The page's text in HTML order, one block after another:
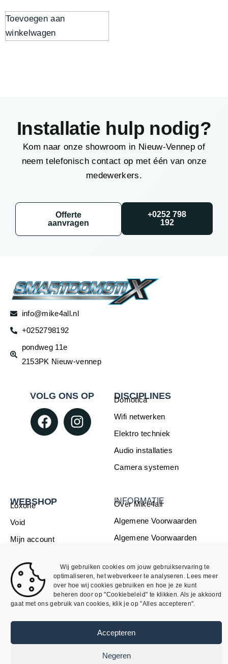
Wij gebruiken cookies om jouw gebruikservaring te
optimaliseren, het webverkeer te analyseren. Lees meer
over hoe wij cookies gebruiken en hoe je ze kunt
beheren door op "Cookiebeleid" te klikken. Als je akkoord
gaat met ons gebruik van cookies, klik je op "Alles accepteren".
Accepteren
Negeren
Toevoegen aan
winkelwagen
Installatie hulp nodig?
Kom naar onze showroom in Nieuw-Vennep of
neem telefonisch contact op met één van onze
medewerkers.
Offerte
aanvragen
+0252 798
192
info@mike4all.nl
+0252798192
pondweg 11e
2153PK Nieuw-vennep
VOLG ONS OP DISCIPLINES
Domotica
Wifi netwerken
Elektro techniek
Audio installaties
Camera systemen
WEBSHOP
Loxone
Void
Mijn account
INFORMATIE
Over Mike4all
Algemene Voorwaarden
Algemene Voorwaarden
Privacybeleid
Cookieverklaring
©SmartDomotix / Mike4all– Alle rechten
AtSea Design & Medi